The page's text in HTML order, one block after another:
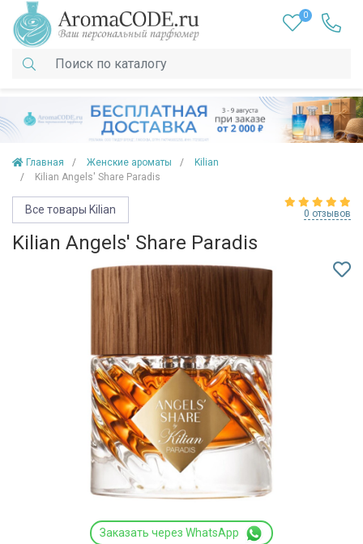
0
Главная Женские ароматы
Kilian
Kilian Angels' Share Paradis
Все товары Kilian 0 отзывов
Kilian Angels' Share Paradis
Заказать через WhatsApp